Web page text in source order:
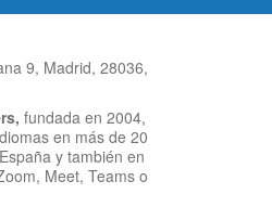
9, Madrid, 28036,
fundada en 2004,
en más de 20
y también en
Meet, Teams o